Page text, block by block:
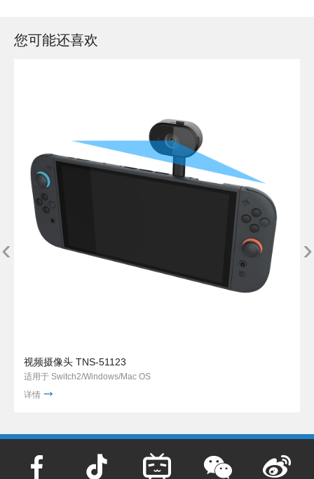
您可能还喜欢
视频摄像头 TNS-51123
适用于 Switch2/Windows/Mac OS
详情
‹ ›